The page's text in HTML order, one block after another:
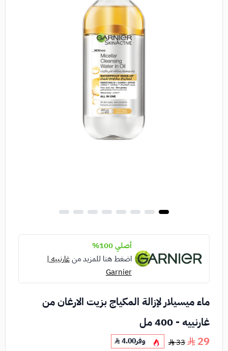
أصلي 100%
اضغط هنا للمزيد منغارنييه |
Garnier
ماء ميسيلار لإزالة المكياج بزيت الارغان من
غارنييه - 400 مل
29
33 وفر4.00